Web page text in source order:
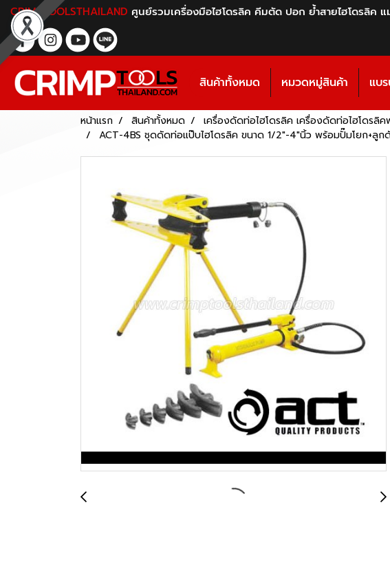
CRIMPTOOLSTHAILAND ศูนย์รวมเครื่องมือไฮโดรลิค คีมตัด ปอก ย้ำสายไฮโดรลิค
สินค้าทั้งหมด หมวดหมู่สินค้า แบ
หน้าแรก สินค้าทั้งหมด เครื่องดัดท่อไฮโดรลิค เครื่องดัดท่อไฮโดรลิ
ACT-4BS ชุดดัดท่อแป๊บไฮโดรลิค ขนาด 1/2"-4"นิ้ว พร้อมปั๊มโยก+ลู